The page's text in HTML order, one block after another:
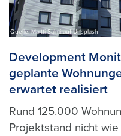
Quelle: Martti Salmi auf Unsplash
Development
geplante
erwartet realisiert
Rund 125.000
Projektstand nicht